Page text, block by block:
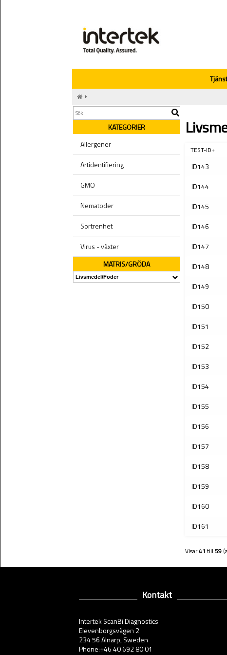
KATEGORIER
Allergener
Artidentifiering
GMO
Nematoder
Sortrenhet
Virus - växter
MATRIS/GRÖDA
TEST-ID+
ID143
ID144
ID145
ID146
ID147
ID148
ID149
ID150
ID151
ID152
ID153
ID154
ID155
ID156
ID157
ID158
ID159
ID160
ID161
Visar41 till 59
Kontakt
Intertek ScanBi Diagnostics
Elevenborgsvägen 2
234 56 Alnarp, Sweden
Phone:+46 40 692 80 01